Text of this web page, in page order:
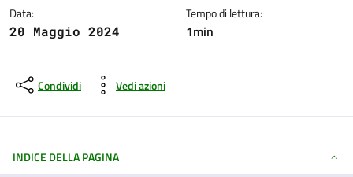
Data:
20 Maggio 2024
Tempo di lettura:
1min
Condividi Vedi azioni
INDICE DELLA PAGINA